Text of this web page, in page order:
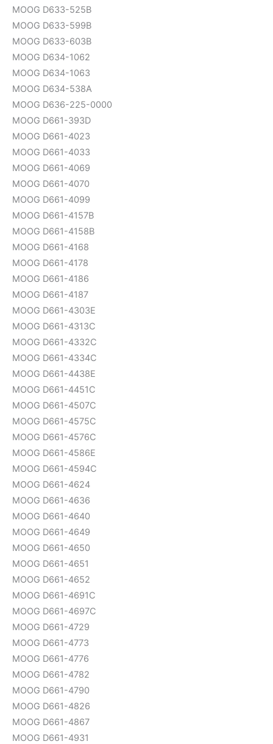
MOOG D633-525B
MOOG D633-599B
MOOG D633-603B
MOOG D634-1062
MOOG D634-1063
MOOG D634-538A
MOOG D636-225-0000
MOOG D661-393D
MOOG D661-4023
MOOG D661-4033
MOOG D661-4069
MOOG D661-4070
MOOG D661-4099
MOOG D661-4157B
MOOG D661-4158B
MOOG D661-4168
MOOG D661-4178
MOOG D661-4186
MOOG D661-4187
MOOG D661-4303E
MOOG D661-4313C
MOOG D661-4332C
MOOG D661-4334C
MOOG D661-4438E
MOOG D661-4451C
MOOG D661-4507C
MOOG D661-4575C
MOOG D661-4576C
MOOG D661-4586E
MOOG D661-4594C
MOOG D661-4624
MOOG D661-4636
MOOG D661-4640
MOOG D661-4649
MOOG D661-4650
MOOG D661-4651
MOOG D661-4652
MOOG D661-4691C
MOOG D661-4697C
MOOG D661-4729
MOOG D661-4773
MOOG D661-4776
MOOG D661-4782
MOOG D661-4790
MOOG D661-4826
MOOG D661-4867
MOOG D661-4931